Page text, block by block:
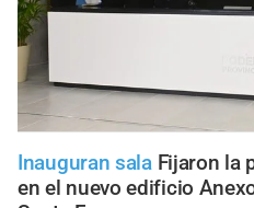
Inauguran sala Fijaron la
en el nuevo edificio